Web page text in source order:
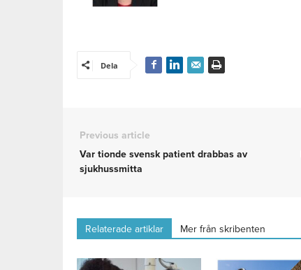
Dela
Previous article
Var tionde svensk patient drabbas av
sjukhussmitta
Relaterade artiklar Mer från skribenten